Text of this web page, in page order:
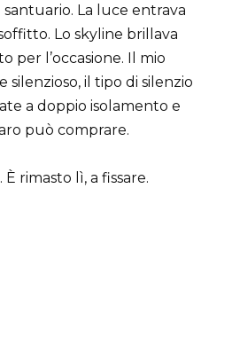
La luce entrava
Lo skyline brillava
per l’occasione. Il mio
silenzioso, il tipo di silenzio
a doppio isolamento e
può comprare.
rimasto lì, a fissare.